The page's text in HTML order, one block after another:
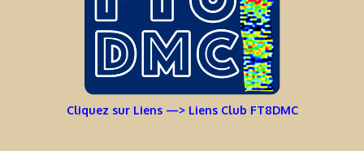
Cliquez sur Liens —> Liens Club FT8DMC